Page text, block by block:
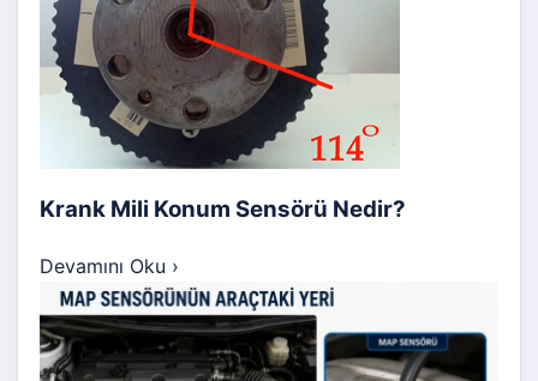
Krank Mili Konum Sensörü Nedir?
Devamını Oku ›